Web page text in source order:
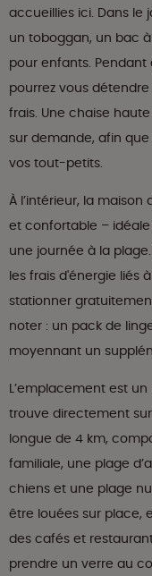
accueillies ici. Dans le
un toboggan, un bac
pour enfants. Pendant
pourrez vous
frais. Une chaise
sur demande, afin
vos tout-petits.
À l’intérieur, la
et confortable –
une journée à la
les frais d'énergie liés
stationner
noter : un pack de
moyennant un
L’emplacement est
trouve directement
longue de 4 km,
familiale, une plage
chiens et une plage
être louées sur place,
des cafés et
prendre un verre au